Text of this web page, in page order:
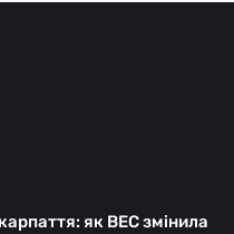
як ВЕС змінила